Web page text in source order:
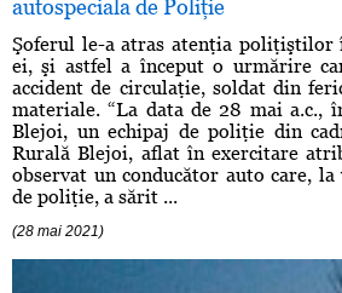
autospeciala de Poliţie
Şoferul le-a atras atenţia poliţiştilor
ei, şi astfel a început o urmărire
accident de circulaţie, soldat din
materiale. “La data de 28 mai
Blejoi, un echipaj de poliţie din
Rurală Blejoi, aflat în exercitare
observat un conducător auto care, la
de poliţie, a sărit ...
(28 mai 2021)